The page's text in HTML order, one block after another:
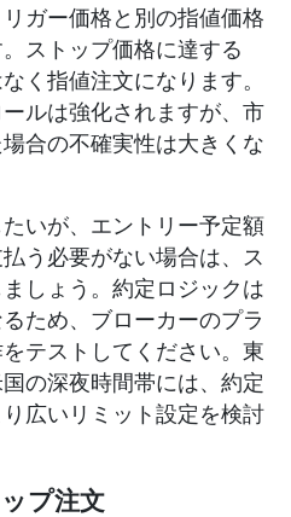
ガー価格と別の指値価格
ストップ価格に達する
く指値注文になります。
ルは強化されますが、市
合の不確実性は大きくな
いが、エントリー予定額
う必要がない場合は、ス
しょう。約定ロジックは
ため、ブローカーのプラ
テストしてください。東
の深夜時間帯には、約定
広いリミット設定を検討
プ注文